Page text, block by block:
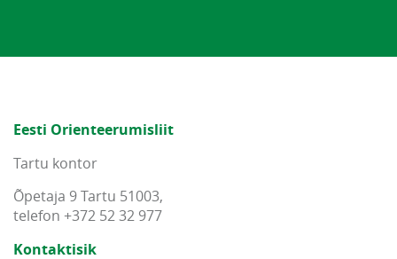
Eesti Orienteerumisliit
Tartu kontor
Õpetaja 9 Tartu 51003,
telefon +372 52 32 977
Kontaktisik